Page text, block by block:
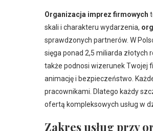
Organizacja imprez firmowych
skali i charakteru wydarzenia,
sprawdzonych partnerów. W
sięga ponad 2,5 miliarda złotych
także podnosi wizerunek Twojej
animację i bezpieczeństwo.
pracownikami. Dlatego każdy
ofertą kompleksowych usług w
Zakres usług przy